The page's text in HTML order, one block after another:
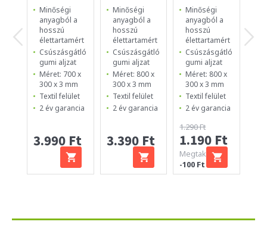
Minőségi
anyagból a
hosszú
élettartamért
Csúszásgátló
gumi aljzat
Méret: 700 x
300 x 3 mm
Textil felület
2 év garancia
3.990 Ft
Minőségi
anyagból a
hosszú
élettartamért
Csúszásgátló
gumi aljzat
Méret: 800 x
300 x 3 mm
Textil felület
2 év garancia
3.390 Ft
Minőségi
anyagból a
hosszú
élettartamért
Csúszásgátló
gumi aljzat
Méret: 800 x
300 x 3 mm
Textil felület
2 év garancia
1.290 Ft
1.190 Ft
Megtakarítás:
-100 Ft